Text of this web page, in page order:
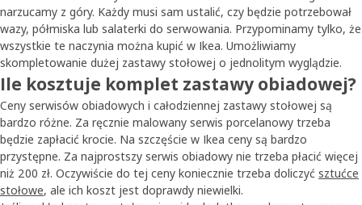
narzucamy z góry. Każdy musi sam ustalić, czy będzie potrzebował
wazy, półmiska lub salaterki do serwowania. Przypominamy tylko, że
wszystkie te naczynia można kupić w Ikea. Umożliwiamy
skompletowanie dużej zastawy stołowej o jednolitym wyglądzie.
Ile kosztuje komplet zastawy obiadowej?
Ceny serwisów obiadowych i całodziennej zastawy stołowej są
bardzo różne. Za ręcznie malowany serwis porcelanowy trzeba
będzie zapłacić krocie. Na szczęście w Ikea ceny są bardzo
przystępne. Za najprostszy serwis obiadowy nie trzeba płacić więcej
niż 200 zł. Oczywiście do tej ceny koniecznie trzeba doliczyć sztućce
stołowe, ale ich koszt jest doprawdy niewielki.